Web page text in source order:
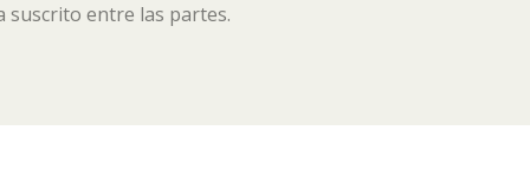
suscrito entre las partes.